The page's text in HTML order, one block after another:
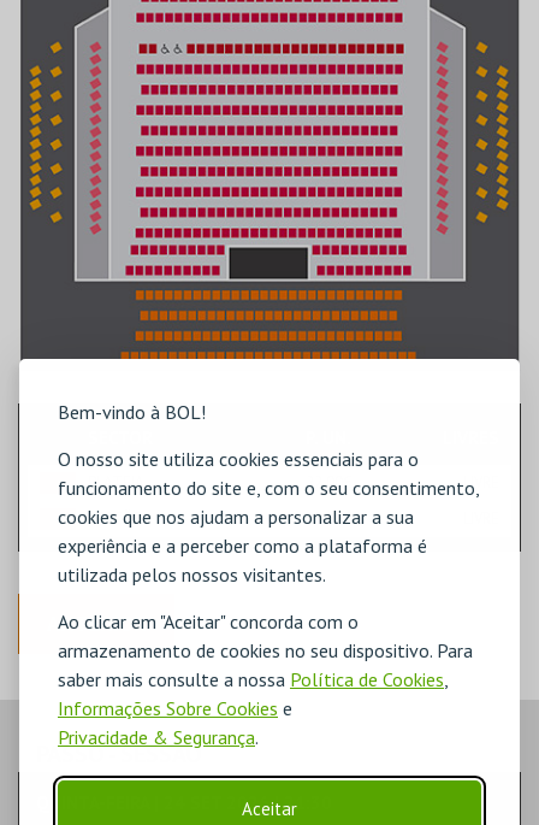
Bem-vindo à BOL!
O nosso site utiliza cookies essenciais para o
funcionamento do site e, com o seu consentimento,
cookies que nos ajudam a personalizar a sua
experiência e a perceber como a plataforma é
utilizada pelos nossos visitantes.
Ao clicar em "Aceitar" concorda com o
armazenamento de cookies no seu dispositivo. Para
saber mais consulte a nossa Política de Cookies
Informações Sobre Cookies e
Privacidade & Segurança.
Aceitar
PLATEIA 22,00€
LIVRE
BALCÃO
20,00€
ANTERIOR
PASSO- SESSÃO
QUINTA-FEIRA | 24 SET 2026 | 21:30